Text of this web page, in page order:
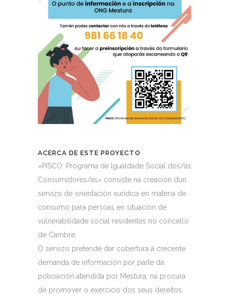
ACERCA DE ESTE PROYECTO
«PISCO: Programa de Igualdade Social dos/as
Consumidores/as» consiste na creación dun
servizo de orientación xurídica en materia de
consumo para persoas en situación de
vulnerabilidade social residentes no concello
de Cambre.
O servizo pretende dar cobertura á crecente
demanda de información por parte da
poboación atendida por Mestura, na procura
de promover o exercicio dos seus dereitos